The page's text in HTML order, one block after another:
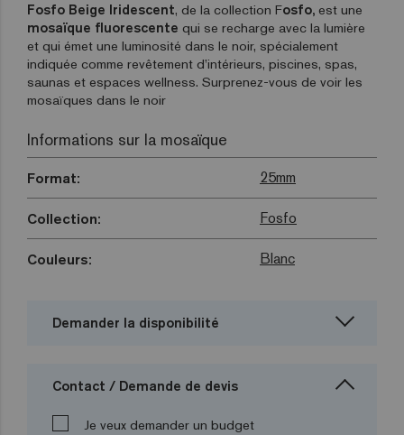
Fosfo Beige Iridescent, de la collection Fosfo, est une
mosaïque fluorescente qui se recharge avec la lumière
et qui émet une luminosité dans le noir, spécialement
indiquée comme revêtement d’intérieurs, piscines, spas,
saunas et espaces wellness. Surprenez-vous de voir les
mosaïques dans le noir
Informations sur la mosaïque
Format: 25mm
Collection: Fosfo
Couleurs: Blanc
Demander la disponibilité
Contact / Demande de devis
Je veux demander un budget